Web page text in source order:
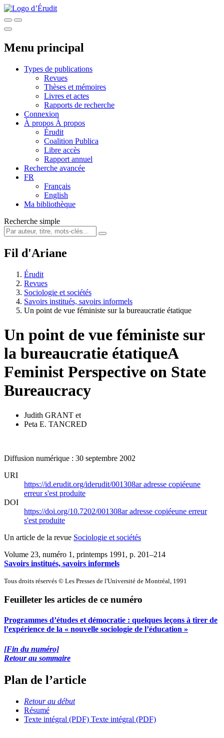
Menu principal
Types de publications
Revues
Thèses et mémoires
Livres et actes
Rapports de recherche
Connexion
À propos À propos
Érudit
Coalition Publica
Libre accès
Rapport annuel
Recherche avancée
FR
Français
English
Ma bibliothèque
Recherche simple
Fil d'Ariane
Érudit
Revues
Sociologie et sociétés
Savoirs institués, savoirs informels
Un point de vue féministe sur la bureaucratie étatique
Un point de vue féministe sur
la bureaucratie étatiqueA
Feminist Perspective on State
Bureaucracy
Judith GRANT et
Peta E. TANCRED
Diffusion numérique : 30 septembre 2002
URI
https://id.erudit.org/iderudit/001308aradresse copiéeune
erreur s'est produite
DOI
https://doi.org/10.7202/001308aradresse copiéeune erreur
s'est produite
Un article de la revue Sociologie et sociétés
Volume 23, numéro 1, printemps 1991 , p. 201–214
Savoirs institués, savoirs informels
Tous droits réservés © Les Presses de l'Université de Montréal, 1991
Feuilleter les articles de ce numéro
Programmes d’études et démocratie : quelques leçons à tirer de
l’expérience de la « nouvelle sociologie de l’éducation »
[Fin du numéro]
Retour au sommaire
Plan de l’article
Retour au début
Résumé
Texte intégral (PDF) Texte intégral (PDF)